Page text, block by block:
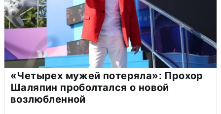
«Четырех мужей потеряла»: Прохор
Шаляпин проболтался о новой
возлюбленной